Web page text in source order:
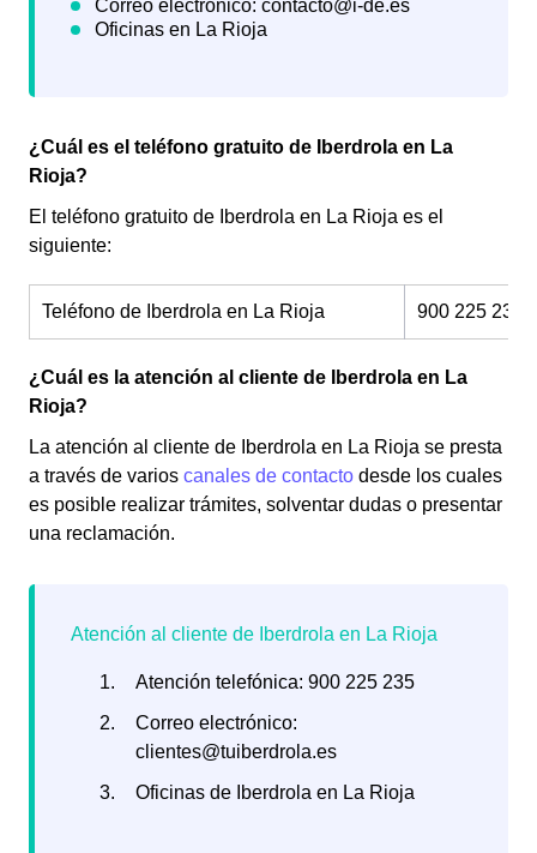
¿Cuál es el teléfono gratuito de Iberdrola en La
Rioja?
El teléfono gratuito de Iberdrola en La Rioja es el
siguiente:
Teléfono de Iberdrola en La Rioja 900 225 235
¿Cuál es la atención al cliente de Iberdrola en La
Rioja?
La atención al cliente de Iberdrola en La Rioja se presta
a través de varios canales de contacto desde los cuales
es posible realizar trámites, solventar dudas o presentar
una reclamación.
Atención telefónica: 900 225 235
Correo electrónico:
clientes@tuiberdrola.es
Oficinas de Iberdrola en La Rioja